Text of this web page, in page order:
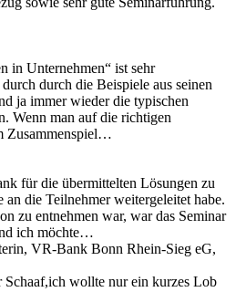
in Unternehmen“ ist sehr
durch die Beispiele aus seinen
ja immer wieder die typischen
Wenn man auf die richtigen
Zusammenspiel…
für die übermittelten Lösungen zu
die Teilnehmer weitergeleitet habe.
zu entnehmen war, war das Seminar
ich möchte…
VR-Bank Bonn Rhein-Sieg eG,
Schaaf,ich wollte nur ein kurzes Lob